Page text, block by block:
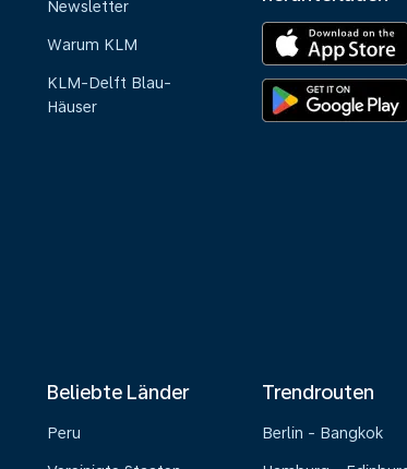
Newsletter
Warum KLM
KLM-Delft Blau-
Häuser
Beliebte Länder
Peru
Trendrouten
Berlin - Bangkok